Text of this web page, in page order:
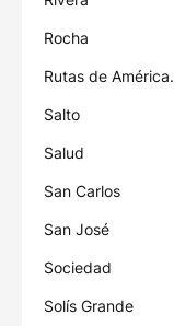
Rocha
Rutas de América.
Salto
Salud
San Carlos
San José
Sociedad
Solís Grande